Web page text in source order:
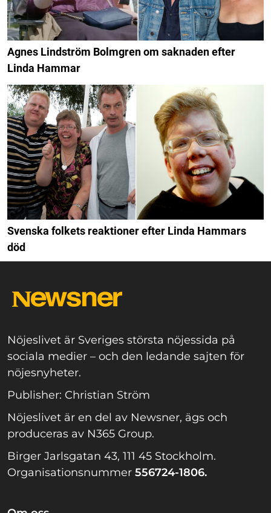
Agnes Lindström Bolmgren om saknaden efter
Linda Hammar
Svenska folkets reaktioner efter Linda Hammars
död
Nöjeslivet är Sveriges största nöjessida på
sociala medier – och den ledande sajten för
nöjesnyheter.
Publisher: Christian Ström
Nöjeslivet är en del av Newsner, ägs och
produceras av N365 Group.
Birger Jarlsgatan 43, 111 45 Stockholm.
Organisationsnummer 556724-1806.